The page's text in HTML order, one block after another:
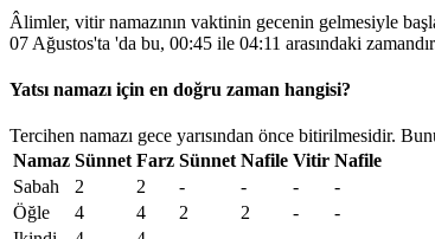
Âlimler, vitir namazının vaktinin gecenin gelmesiyle
07 Ağustos'ta 'da bu, 00:45 ile 04:11 arasındaki
Yatsı namazı için en doğru zaman hangisi?
Tercihen namazı gece yarısından önce bitirilmesidir.
Namaz Sünnet Farz Sünnet Nafile Vitir Nafile
Sabah
2 2 - - -
-
Öğle
4 4 2 2 -
-